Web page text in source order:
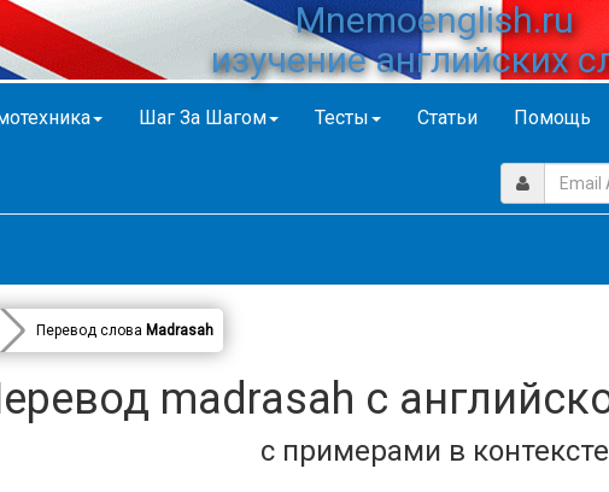
Mnemoenglish.ru
изучение английских
Шаг За Шагом Тесты Статьи Помощь
Перевод слова Madrasah
madrasah с
с примерами в контексте